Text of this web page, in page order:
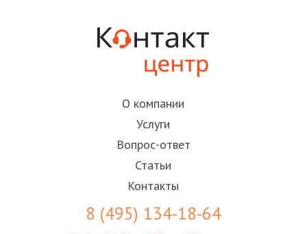
О компании
Услуги
Вопрос-ответ
Статьи
Контакты
8 (495) 134-18-64